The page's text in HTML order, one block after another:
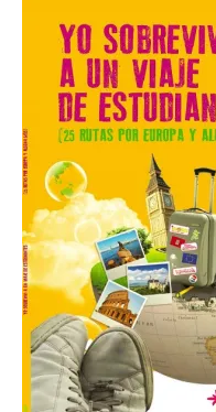
Desde
vuelos
verano.
pasajeros y los 1.000
Este mes de
frecuencias semanales
Iberia Club
posibilidades
utilizar Avios
lanzamiento de
Hoteles
6 Ago 2026